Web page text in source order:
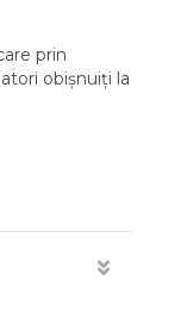
prin
obișnuiți la